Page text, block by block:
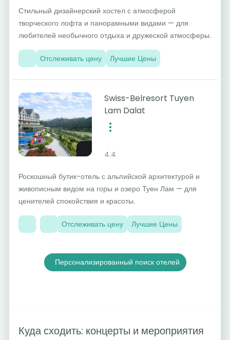
Стильный дизайнерский хостел с атмосферой
творческого лофта и панорамными видами — для
любителей необычного отдыха и дружеской атмосферы.
Отслеживать цену Лучшие Цены
Swiss-Belresort Tuyen
Lam Dalat
4.4
Роскошный бутик-отель с альпийской архитектурой и
живописным видом на горы и озеро Туен Лам — для
ценителей спокойствия и красоты.
Отслеживать цену Лучшие Цены
Персонализированный поиск отелей
Куда сходить: концерты и мероприятия